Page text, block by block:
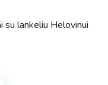
su lankeliu Helovinui